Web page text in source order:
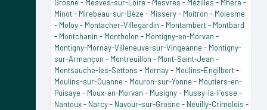
Grosne - Mesves-sur-Loire - Mesvres - Mézilles - Mhère -
Minot- Mirebeau-sur-Bèze - Missery- Moitron - Molesme
- Moloy- Montacher-Villegardin - Montambert- Montbard
- Montchanin - Montholon - Montigny-en-Morvan -
Montigny-Mornay-Villeneuve-sur-Vingeanne - Montigny-
sur-Armançon - Montreuillon - Mont-Saint-Jean -
Montsauche-les-Settons - Mornay- Moulins-Engilbert-
Moulins-sur-Ouanne - Mouron-sur-Yonne - Moutiers-en-
Puisaye - Moux-en-Morvan - Musigny- Mussy-la-Fosse -
Nantoux- Narcy- Navour-sur-Grosne - Neuilly-Crimolois -